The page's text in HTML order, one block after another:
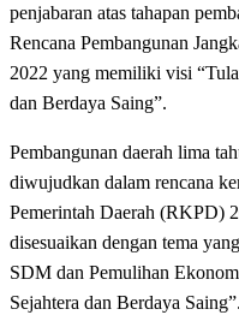
penjabaran atas tahapan
Rencana Pembangunan
2022 yang memiliki visi
dan Berdaya Saing”.
Pembangunan daerah lima
diwujudkan dalam rencana
Pemerintah Daerah (RKPD)
disesuaikan dengan tema
SDM dan Pemulihan
Sejahtera dan Berdaya Saing”.